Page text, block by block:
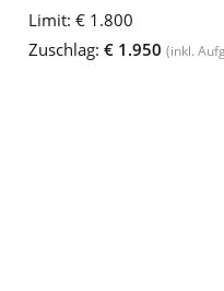
Limit: € 1.800
Zuschlag: € 1.950 (inkl.